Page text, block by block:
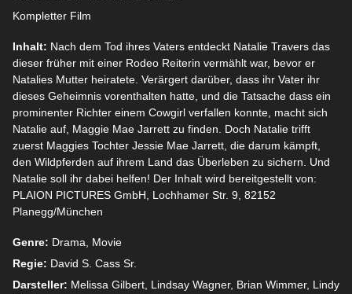
Kompletter Film
Inhalt: Nach dem Tod ihres Vaters entdeckt Natalie Travers das
dieser früher mit einer Rodeo Reiterin vermählt war, bevor er
Natalies Mutter heiratete. Verärgert darüber, dass ihr Vater ihr
dieses Geheimnis vorenthalten hatte, und die Tatsache dass ein
prominenter Richter einem Cowgirl verfallen konnte, macht sich
Natalie auf, Maggie Mae Jarrett zu finden. Doch Natalie trifft
zuerst Maggies Tochter Jessie Mae Jarrett, die darum kämpft,
den Wildpferden auf ihrem Land das Überleben zu sichern. Und
Natalie soll ihr dabei helfen! Der Inhalt wird bereitgestellt von:
PLAION PICTURES GmbH, Lochhamer Str. 9, 82152
Planegg/München
Genre: Drama, Movie
Regie: David S. Cass Sr.
Darsteller: Melissa Gilbert, Lindsay Wagner, Brian Wimmer, Lindy